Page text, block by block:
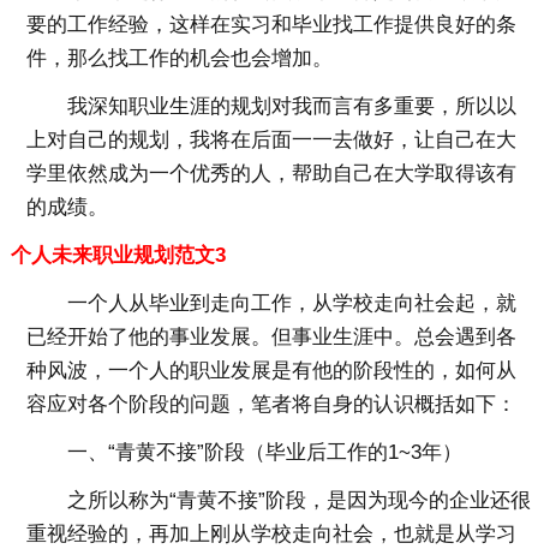
要的工作经验，这样在实习和毕业找工作提供良好的条
件，那么找工作的机会也会增加。
我深知职业生涯的规划对我而言有多重要，所以以
上对自己的规划，我将在后面一一去做好，让自己在大
学里依然成为一个优秀的人，帮助自己在大学取得该有
的成绩。
个人未来职业规划范文3
一个人从毕业到走向工作，从学校走向社会起，就
已经开始了他的事业发展。但事业生涯中。总会遇到各
种风波，一个人的职业发展是有他的阶段性的，如何从
容应对各个阶段的问题，笔者将自身的认识概括如下：
一、“青黄不接”阶段（毕业后工作的1~3年）
之所以称为“青黄不接”阶段，是因为现今的企业还很
重视经验的，再加上刚从学校走向社会，也就是从学习